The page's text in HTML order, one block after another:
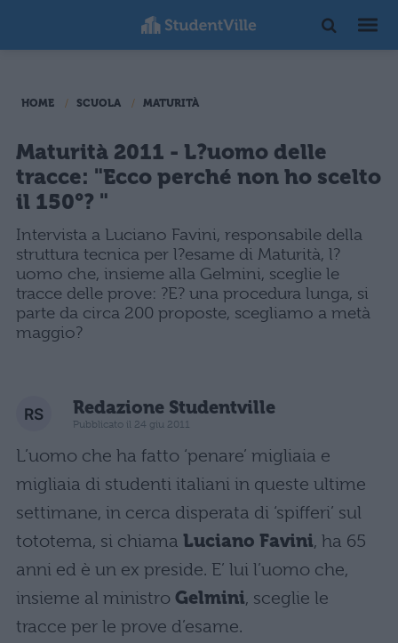
HOME SCUOLA MATURITÀ
Maturità 2011 - L?uomo delle
tracce: "Ecco perché non ho scelto
il 150°? "
Intervista a Luciano Favini, responsabile della
struttura tecnica per l?esame di Maturità, l?
uomo che, insieme alla Gelmini, sceglie le
tracce delle prove: ?E? una procedura lunga, si
parte da circa 200 proposte, scegliamo a metà
maggio?
Redazione Studentville
Pubblicato il 24 giu 2011
L’uomo che ha fatto ‘penare’ migliaia e
migliaia di studenti italiani in queste ultime
settimane, in cerca disperata di ‘spifferi’ sul
tototema, si chiama Luciano Favini, ha 65
anni ed è un ex preside. E’ lui l’uomo che,
insieme al ministro Gelmini, sceglie le
tracce per le prove d’esame.